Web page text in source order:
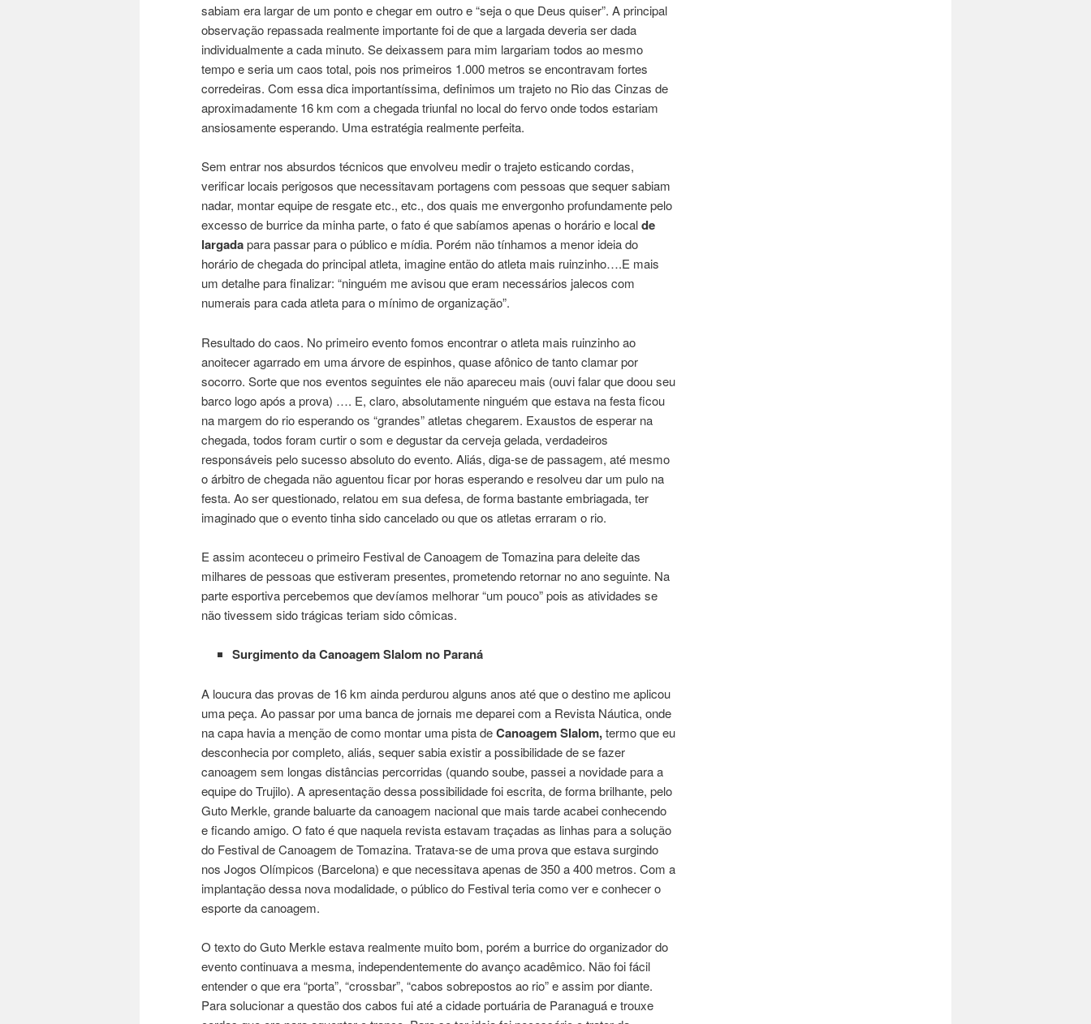
sabiam era largar de um ponto e chegar em outro e “seja o que Deus quiser”. A principal
observação repassada realmente importante foi de que a largada deveria ser dada
individualmente a cada minuto. Se deixassem para mim largariam todos ao mesmo
tempo e seria um caos total, pois nos primeiros 1.000 metros se encontravam fortes
corredeiras. Com essa dica importantíssima, definimos um trajeto no Rio das Cinzas de
aproximadamente 16 km com a chegada triunfal no local do fervo onde todos estariam
ansiosamente esperando. Uma estratégia realmente perfeita.
Sem entrar nos absurdos técnicos que envolveu medir o trajeto esticando cordas,
verificar locais perigosos que necessitavam portagens com pessoas que sequer sabiam
nadar, montar equipe de resgate etc., etc., dos quais me envergonho profundamente pelo
excesso de burrice da minha parte, o fato é que sabíamos apenas o horário e localde
largadapara passar para o público e mídia. Porém não tínhamos a menor ideia do
horário de chegada do principal atleta, imagine então do atleta mais ruinzinho….E mais
um detalhe para finalizar: “ninguém me avisou que eram necessários jalecos com
numerais para cada atleta para o mínimo de organização”.
Resultado do caos. No primeiro evento fomos encontrar o atleta mais ruinzinho ao
anoitecer agarrado em uma árvore de espinhos, quase afônico de tanto clamar por
socorro. Sorte que nos eventos seguintes ele não apareceu mais (ouvi falar que doou seu
barco logo após a prova) …. E, claro, absolutamente ninguém que estava na festa ficou
na margem do rio esperando os “grandes” atletas chegarem. Exaustos de esperar na
chegada, todos foram curtir o som e degustar da cerveja gelada, verdadeiros
responsáveis pelo sucesso absoluto do evento. Aliás, diga-se de passagem, até mesmo
o árbitro de chegada não aguentou ficar por horas esperando e resolveu dar um pulo na
festa. Ao ser questionado, relatou em sua defesa, de forma bastante embriagada, ter
imaginado que o evento tinha sido cancelado ou que os atletas erraram o rio.
E assim aconteceu o primeiro Festival de Canoagem de Tomazina para deleite das
milhares de pessoas que estiveram presentes, prometendo retornar no ano seguinte. Na
parte esportiva percebemos que devíamos melhorar “um pouco” pois as atividades se
não tivessem sido trágicas teriam sido cômicas.
Surgimento da Canoagem Slalom no Paraná
A loucura das provas de 16 km ainda perdurou alguns anos até que o destino me aplicou
uma peça. Ao passar por uma banca de jornais me deparei com a Revista Náutica, onde
na capa havia a menção de como montar uma pista deCanoagem Slalom,termo que eu
desconhecia por completo, aliás, sequer sabia existir a possibilidade de se fazer
canoagem sem longas distâncias percorridas (quando soube, passei a novidade para a
equipe do Trujilo). A apresentação dessa possibilidade foi escrita, de forma brilhante, pelo
Guto Merkle, grande baluarte da canoagem nacional que mais tarde acabei conhecendo
e ficando amigo. O fato é que naquela revista estavam traçadas as linhas para a solução
do Festival de Canoagem de Tomazina. Tratava-se de uma prova que estava surgindo
nos Jogos Olímpicos (Barcelona) e que necessitava apenas de 350 a 400 metros. Com a
implantação dessa nova modalidade, o público do Festival teria como ver e conhecer o
esporte da canoagem.
O texto do Guto Merkle estava realmente muito bom, porém a burrice do organizador do
evento continuava a mesma, independentemente do avanço acadêmico. Não foi fácil
entender o que era “porta”, “crossbar”, “cabos sobrepostos ao rio” e assim por diante.
Para solucionar a questão dos cabos fui até a cidade portuária de Paranaguá e trouxe